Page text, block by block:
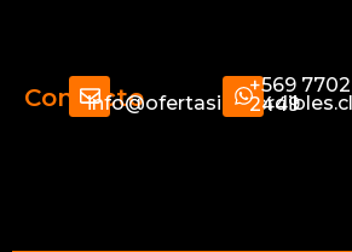
Contactoinfo@ofertasimperdibles.cl
+569 7702
2449